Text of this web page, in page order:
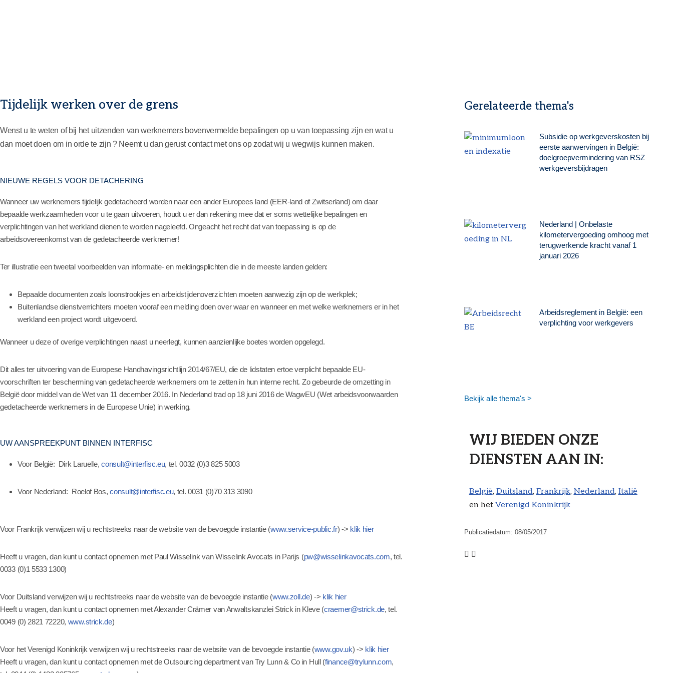
Tijdelijk werken over de grens
Wenst u te weten of bij het uitzenden van werknemers bovenvermelde bepalingen op u van toepassing zijn en wat u
dan moet doen om in orde te zijn ? Neemt u dan gerust contact met ons op zodat wij u wegwijs kunnen maken.
NIEUWE REGELS VOOR DETACHERING
Wanneer uw werknemers tijdelijk gedetacheerd worden naar een ander Europees land (EER-land of Zwitserland) om daar
bepaalde werkzaamheden voor u te gaan uitvoeren, houdt u er dan rekening mee dat er soms wettelijke bepalingen en
verplichtingen van het werkland dienen te worden nageleefd. Ongeacht het recht dat van toepassing is op de
arbeidsovereenkomst van de gedetacheerde werknemer!
Ter illustratie een tweetal voorbeelden van informatie- en meldingsplichten die in de meeste landen gelden:
Bepaalde documenten zoals loonstrookjes en arbeidstijdenoverzichten moeten aanwezig zijn op de werkplek;
Buitenlandse dienstverrichters moeten vooraf een melding doen over waar en wanneer en met welke werknemers er in het
werkland een project wordt uitgevoerd.
Wanneer u deze of overige verplichtingen naast u neerlegt, kunnen aanzienlijke boetes worden opgelegd.
Dit alles ter uitvoering van de Europese Handhavingsrichtlijn 2014/67/EU, die de lidstaten ertoe verplicht bepaalde EU-
voorschriften ter bescherming van gedetacheerde werknemers om te zetten in hun interne recht. Zo gebeurde de omzetting in
België door middel van de Wet van 11 december 2016. In Nederland trad op 18 juni 2016 de WagwEU (Wet arbeidsvoorwaarden
gedetacheerde werknemers in de Europese Unie) in werking.
UW AANSPREEKPUNT BINNEN INTERFISC
Voor België: Dirk Laruelle,consult@interfisc.eu, tel. 0032 (0)3 825 5003
Voor Nederland: Roelof Bos,consult@interfisc.eu, tel. 0031 (0)70 313 3090
Voor Frankrijk verwijzen wij u rechtstreeks naar de website van de bevoegde instantie (www.service-public.fr) -> klik hier
Heeft u vragen, dan kunt u contact opnemen met Paul Wisselink van Wisselink Avocats in Parijs (pw@wisselinkavocats.com, tel.
0033 (0)1 5533 1300)
Voor Duitsland verwijzen wij u rechtstreeks naar de website van de bevoegde instantie (www.zoll.de) -> klik hier
Heeft u vragen, dan kunt u contact opnemen met Alexander Crämer van Anwaltskanzlei Strick in Kleve (craemer@strick.de, tel.
0049 (0) 2821 72220, www.strick.de)
Voor het Verenigd Koninkrijk verwijzen wij u rechtstreeks naar de website van de bevoegde instantie (www.gov.uk) -> klik hier
Heeft u vragen, dan kunt u contact opnemen met de Outsourcing department van Try Lunn & Co in Hull (finance@trylunn.com,
Gerelateerde thema's
Subsidie op werkgeverskosten bij
eerste aanwervingen in België:
doelgroepvermindering van RSZ
werkgeversbijdragen
Nederland | Onbelaste
kilometervergoeding omhoog met
terugwerkende kracht vanaf 1
januari 2026
Arbeidsreglement in België: een
verplichting voor werkgevers
Bekijk alle thema's >
WIJ BIEDEN ONZE
DIENSTEN AAN IN: ​
België, Duitsland, Frankrijk, Nederland, Italië
en het Verenigd Koninkrijk
Publicatiedatum: 08/05/2017